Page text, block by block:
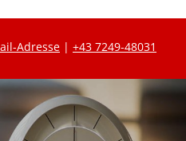
Adresse | +43 7249-48031